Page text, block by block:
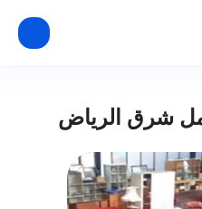
شرق الرياض